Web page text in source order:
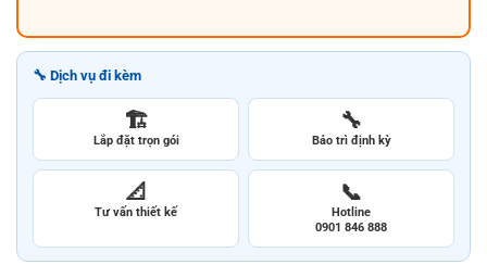
🔧 Dịch vụ đi kèm
🏗️
Lắp đặt trọn gói
🔧
Bảo trì định kỳ
📐
Tư vấn thiết kế
📞
Hotline
0901 846 888